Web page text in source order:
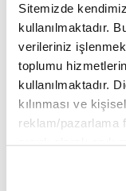
Sitemizde
kullanılmaktadır.
verileriniz
toplumu
kullanılmaktadır.
kılınması ve
reklam/pazarlama
sınırlı olarak açık
belirleyebilirsiniz.